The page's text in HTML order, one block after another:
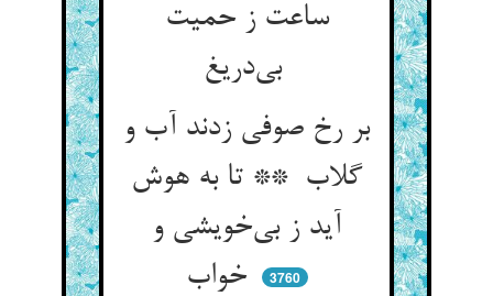
ساعت ز حمیت
بی‌دریغ
بر رخ صوفی زدند آب و
گلاب ** تا به هوش
آید ز بی‌خویشی و
خواب
3760